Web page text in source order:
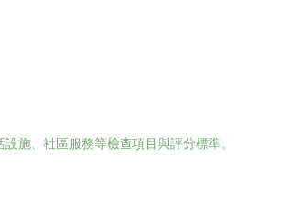
施、社區服務等檢查項目與評分標準。